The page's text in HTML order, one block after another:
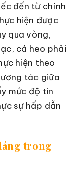
đến từ chính
hiện được
qua vòng,
cá heo phải
hiện theo
tác giữa
mức độ tin
sự hấp dẫn
trong